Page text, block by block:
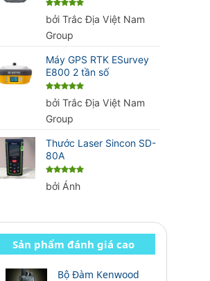
Được xếp
hạng55
bởi Trắc Địa Việt Nam
Group
Máy GPS RTK ESurvey
E800 2 tần số
Được xếp
hạng55
bởi Trắc Địa Việt Nam
Group
Thước Laser Sincon SD-
80A
Được xếp
hạng55
bởi Ánh
Sản phẩm đánh giá cao
Bộ Đàm Kenwood